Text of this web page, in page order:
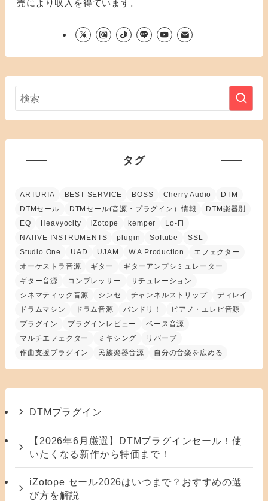
売により収入を得ています。
タグ
ARTURIA BEST SERVICE BOSS Cherry Audio
DTM
DTMセール
DTMセール(音源・プラグイン）情報
DTM楽器別
EQ
Heavyocity iZotope kemper
Lo-Fi
NATIVE INSTRUMENTS
plugin Softube
SSL
Studio One
UAD UJAM W.A Production
エフェクター
オーケストラ音源
ギター
ギターアンプシミュレーター
ギター音源
コンプレッサー
サチュレーション
シネマティック音源
シンセ チャンネルストリップ
ディレイ
ドラムマシン
ドラム音源 バンドリ！
ピアノ・エレピ音源
プラグイン
プラグインレビュー
ベース音源
マルチエフェクター
ミキシング
リバーブ
作曲支援プラグイン
民族楽器音源 自分の音楽を広める
DTMプラグイン
【2026年6月厳選】DTMプラグインセール！使
いたくなる新作から特価まで！
iZotope セール2026はいつまで？おすすめの選
び方を解説